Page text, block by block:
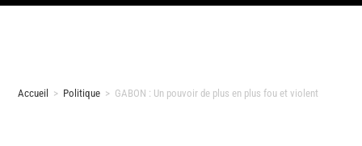
Accueil > Politique > GABON : Un pouvoir de plus en plus fou et violent